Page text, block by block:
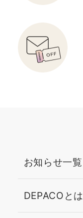
お知らせ一覧
DEPACOとは